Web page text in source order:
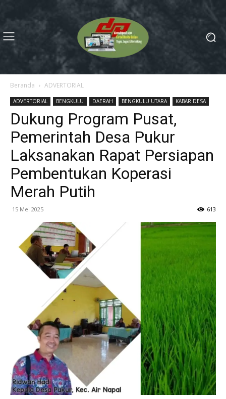
Beranda ADVERTORIAL
ADVERTORIAL BENGKULU DAERAH BENGKULU UTARA KABAR DESA
Dukung Program Pusat,
Pemerintah Desa Pukur
Laksanakan Rapat Persiapan
Pembentukan Koperasi
Merah Putih
15 Mei 2025 613